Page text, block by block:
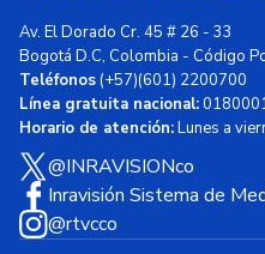
Av. El Dorado Cr. 45 # 26 - 33
Bogotá D.C, Colombia - Código
Teléfonos(+57)(601) 2200700
Línea gratuita nacional:
Horario de atención:Lunes a
@INRAVISIONco
Inravisión Sistema de
@rtvcco